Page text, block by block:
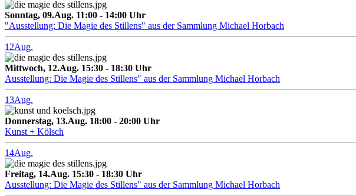
Sonntag, 09.Aug. 11:00 - 14:00 Uhr
"Ausstellung: Die Magie des Stillens" aus der Sammlung Michael Horbach
12Aug.
Mittwoch, 12.Aug. 15:30 - 18:30 Uhr
Ausstellung: Die Magie des Stillens" aus der Sammlung Michael Horbach
13Aug.
Donnerstag, 13.Aug. 18:00 - 20:00 Uhr
Kunst + Kölsch
14Aug.
Freitag, 14.Aug. 15:30 - 18:30 Uhr
Ausstellung: Die Magie des Stillens" aus der Sammlung Michael Horbach